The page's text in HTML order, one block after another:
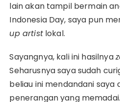
lain akan tampil bermain
Indonesia Day, saya pun
up artistlokal.
Sayangnya, kali ini hasilnya
Seharusnya saya sudah
beliau ini mendandani saya
penerangan yang